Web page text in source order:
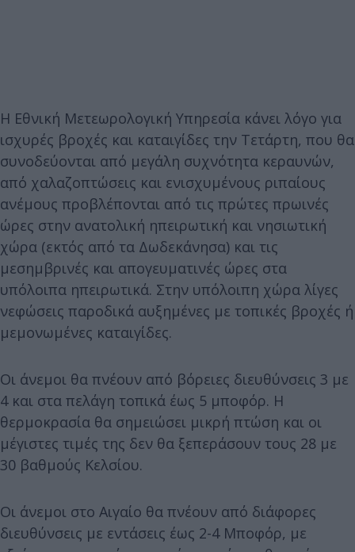
Η Εθνική Μετεωρολογική Υπηρεσία κάνει λόγο για
ισχυρές βροχές και καταιγίδες την Τετάρτη, που θα
συνοδεύονται από μεγάλη συχνότητα κεραυνών,
από χαλαζοπτώσεις και ενισχυμένους ριπαίους
ανέμους προβλέπονται από τις πρώτες πρωινές
ώρες στην ανατολική ηπειρωτική και νησιωτική
χώρα (εκτός από τα Δωδεκάνησα) και τις
μεσημβρινές και απογευματινές ώρες στα
υπόλοιπα ηπειρωτικά. Στην υπόλοιπη χώρα λίγες
νεφώσεις παροδικά αυξημένες με τοπικές βροχές ή
μεμονωμένες καταιγίδες.
Οι άνεμοι θα πνέουν από βόρειες διευθύνσεις 3 με
4 και στα πελάγη τοπικά έως 5 μποφόρ. Η
θερμοκρασία θα σημειώσει μικρή πτώση και οι
μέγιστες τιμές της δεν θα ξεπεράσουν τους 28 με
30 βαθμούς Κελσίου.
Οι άνεμοι στο Αιγαίο θα πνέουν από διάφορες
διευθύνσεις με εντάσεις έως 2-4 Μποφόρ, με